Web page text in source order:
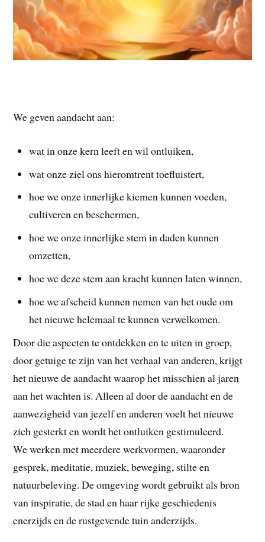
We geven aandacht aan:
wat in onze kern leeft en wil ontluiken,
wat onze ziel ons hieromtrent toefluistert,
hoe we onze innerlijke kiemen kunnen voeden,
cultiveren en beschermen,
hoe we onze innerlijke stem in daden kunnen
omzetten,
hoe we deze stem aan kracht kunnen laten winnen,
hoe we afscheid kunnen nemen van het oude om
het nieuwe helemaal te kunnen verwelkomen.
Door die aspecten te ontdekken en te uiten in groep,
door getuige te zijn van het verhaal van anderen, krijgt
het nieuwe de aandacht waarop het misschien al jaren
aan het wachten is. Alleen al door de aandacht en de
aanwezigheid van jezelf en anderen voelt het nieuwe
zich gesterkt en wordt het ontluiken gestimuleerd.
We werken met meerdere werkvormen, waaronder
gesprek, meditatie, muziek, beweging, stilte en
natuurbeleving. De omgeving wordt gebruikt als bron
van inspiratie, de stad en haar rijke geschiedenis
enerzijds en de rustgevende tuin anderzijds.